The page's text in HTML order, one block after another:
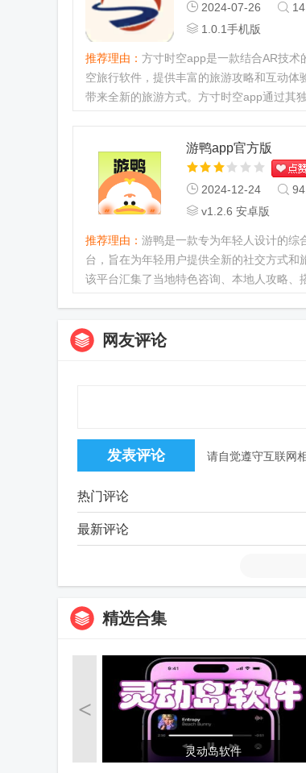
2024-07-26
1.0.1手机版
推荐理由： 方寸时空app是一款结合AR技术
空旅行软件，提供丰富的旅游攻略和互动体
带来全新的旅游方式。方寸时空app通过其
游鸭app官方版
2024-12-24
v1.2.6 安卓版
推荐理由： 游鸭是一款专为年轻人设计的综
台，旨在为年轻用户提供全新的社交方式和
该平台汇集了当地特色咨询、本地人攻略、
网友评论
请自觉遵守互联网
热门评论
最新评论
精选合集
<
灵动岛软件